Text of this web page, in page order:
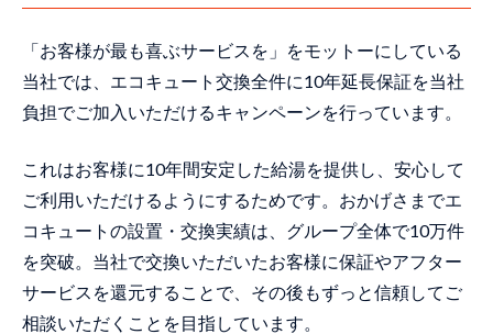
「お客様が最も喜ぶサービスを」をモットーにしている
当社では、エコキュート交換全件に10年延長保証を当社
負担でご加入いただけるキャンペーンを行っています。
これはお客様に10年間安定した給湯を提供し、安心して
ご利用いただけるようにするためです。おかげさまでエ
コキュートの設置・交換実績は、グループ全体で10万件
を突破。当社で交換いただいたお客様に保証やアフター
サービスを還元することで、その後もずっと信頼してご
相談いただくことを目指しています。